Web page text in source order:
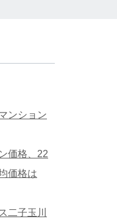
ンション
価格、22
価格は
二子玉川